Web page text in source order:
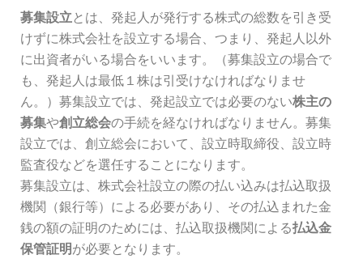
募集設立とは、発起人が発行する株式の総数を引き受
けずに株式会社を設立する場合、つまり、発起人以外
に出資者がいる場合をいいます。（募集設立の場合で
も、発起人は最低１株は引受けなければなりませ
ん。）募集設立では、発起設立では必要のない株主の
募集や創立総会の手続を経なければなりません。募集
設立では、創立総会において、設立時取締役、設立時
監査役などを選任することになります。
募集設立は、株式会社設立の際の払い込みは払込取扱
機関（銀行等）による必要があり、その払込まれた金
銭の額の証明のためには、払込取扱機関による払込金
保管証明が必要となります。